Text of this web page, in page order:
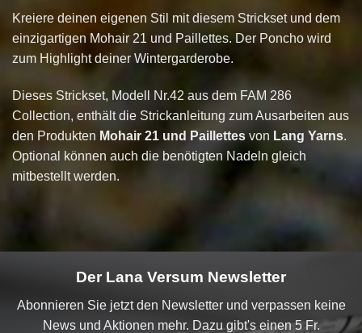
Kreiere deinen eigenen Stil mit diesem Strickset und dem
einzigartigen Mohair 21 und Paillettes. Der Poncho wird
zum Highlight deiner Wintergarderobe.
Dieses Strickset, Modell Nr.42 aus dem FAM 286
Collection, enthält die Strickanleitung zum Ausarbeiten aus
den Produkten Mohair 21 und Paillettes von Lang Yarns.
Optional können auch die benötigten Nadeln gleich
mitbestellt werden.
Der Lana Versum Newsletter
Abonnieren Sie jetzt den Newsletter und verpassen keine
News und Aktionen mehr. Dazu gibt's einen 5 Fr.